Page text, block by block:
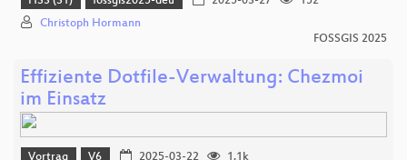
Christoph Hormann
FOSSGIS 2025
Effiziente Dotfile-Verwaltung: Chezmoi
im Einsatz
Vortrag V6 2025-03-22
1.1k